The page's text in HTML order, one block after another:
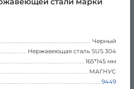
Черный
Нержавеющая сталь SUS 304
165*145 мм
МАГНУС
9449